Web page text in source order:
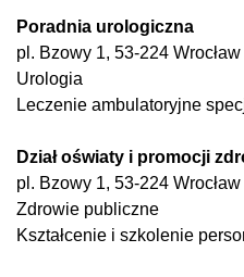
Poradnia urologiczna
pl. Bzowy 1, 53-224 Wrocław
Urologia
Leczenie ambulatoryjne
Dział oświaty i promocji
pl. Bzowy 1, 53-224 Wrocław
Zdrowie publiczne
Kształcenie i szkolenie